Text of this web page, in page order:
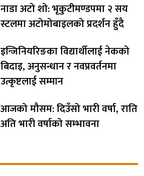
नाडा अटो शो: भृकुटीमण्डपमा २ सय
स्टलमा अटोमोबाइलको प्रदर्शन हुँदै
इन्जिनियरिङका विद्यार्थीलाई नेकको
बिदाइ, अनुसन्धान र नवप्रवर्तनमा
उत्कृष्टलाई सम्मान
आजको मौसम: दिउँसो भारी वर्षा, राति
अति भारी वर्षाको सम्भावना